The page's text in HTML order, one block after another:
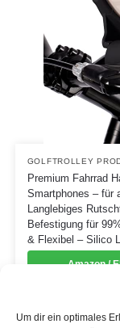
Um dir ein optimales
GOLFTROLLEY
Premium Fahrrad
Smartphones – für
Langlebiges
Befestigung für
& Flexibel – Silico L
Amazon /